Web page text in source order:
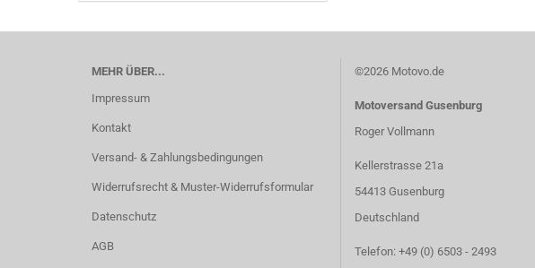
MEHR ÜBER...
Impressum
Kontakt
Versand- & Zahlungsbedingungen
Widerrufsrecht & Muster-Widerrufsformular
Datenschutz
AGB
©2026 Motovo.de
Motoversand Gusenburg
Roger Vollmann
Kellerstrasse 21a
54413 Gusenburg
Deutschland
Telefon: +49 (0) 6503 - 2493